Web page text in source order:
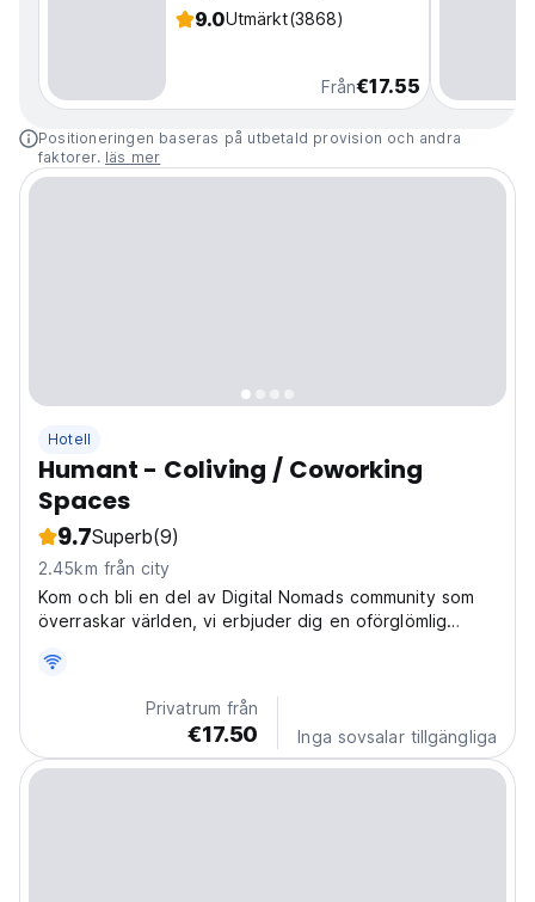
9.0Utmärkt(3868)
Från€17.55
Positioneringen baseras på utbetald provision och andra
faktorer. läs mer
Hotell
Humant - Coliving / Coworking
Spaces
9.7Superb(9)
2.45km från city
Kom och bli en del av Digital Nomads community som
överraskar världen, vi erbjuder dig en oförglömlig
Privatrum från
€17.50 Inga sovsalar tillgängliga